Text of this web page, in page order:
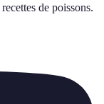
recettes de poissons.